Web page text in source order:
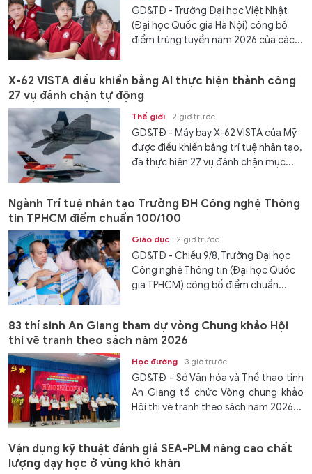
GD&TĐ - Trường Đại học Việt Nhật
(Đại học Quốc gia Hà Nội) công bố
điểm trúng tuyển năm 2026 của các...
X-62 VISTA điều khiển bằng AI thực hiện thành công
27 vụ đánh chặn tự động
Thế giới 2 giờ trước
GD&TĐ - Máy bay X-62 VISTA của Mỹ
được điều khiển bằng trí tuệ nhân tạo,
đã thực hiện 27 vụ đánh chặn mục...
Ngành Trí tuệ nhân tạo Trường ĐH Công nghệ Thông
tin TPHCM điểm chuẩn 100/100
Giáo dục 2 giờ trước
GD&TĐ - Chiều 9/8, Trường Đại học
Công nghệ Thông tin (Đại học Quốc
gia TPHCM) công bố điểm chuẩn...
83 thí sinh An Giang tham dự vòng Chung khảo Hội
thi vẽ tranh theo sách năm 2026
Học đường 3 giờ trước
GD&TĐ - Sở Văn hóa và Thể thao tỉnh
An Giang tổ chức Vòng chung khảo
Hội thi vẽ tranh theo sách năm 2026...
Vận dụng kỹ thuật đánh giá SEA-PLM nâng cao chất
lượng dạy học ở vùng khó khăn